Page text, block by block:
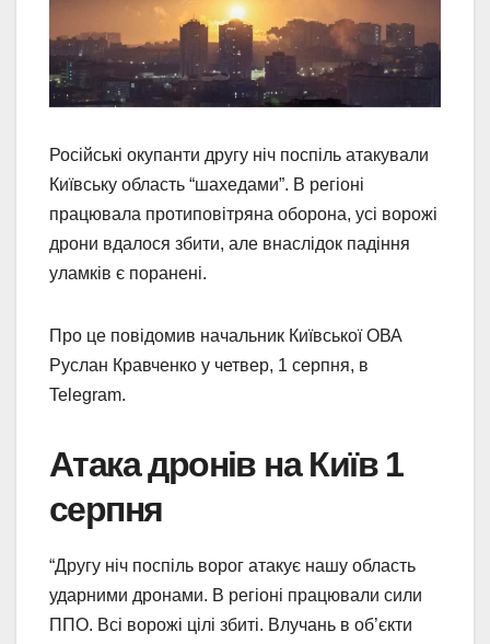
Російські окупанти другу ніч поспіль атакували
Київську область “шахедами”. В регіоні
працювала протиповітряна оборона, усі ворожі
дрони вдалося збити, але внаслідок падіння
уламків є поранені.
Про це повідомив начальник Київської ОВА
Руслан Кравченко у четвер, 1 серпня, в
Telegram.
Атака дронів на Київ 1
серпня
“Другу ніч поспіль ворог атакує нашу область
ударними дронами. В регіоні працювали сили
ППО. Всі ворожі цілі збиті. Влучань в об’єкти